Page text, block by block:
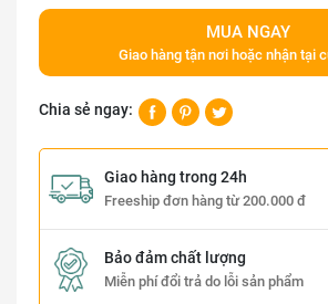
MUA NGAY
Giao hàng tận nơi hoặc nhận tại
Chia sẻ ngay:
Giao hàng trong 24h
Freeship đơn hàng từ 200.000 đ
Bảo đảm chất lượng
Miễn phí đổi trả do lỗi sản phẩm